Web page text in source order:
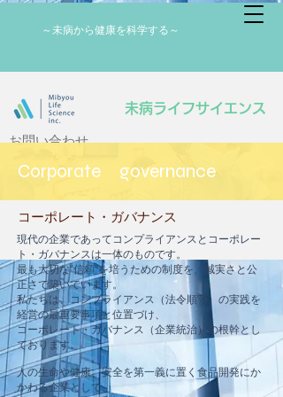
から健康を科学する～
未病ライフサイエンス
​お問い合わせ
​Corporate governance
​コーポレート・ガバナンス
現代の企業であってコンプライアンスとコーポレー
ト・ガバナンスは一体のものです。
最も大切な“信頼”を培うための制度を、誠実さと公
正さで築いています。
私たちは、コンプライアンス（法令順守）の実践を
経営の最重要事項と位置づけ、
コーポレート・ガバナンス（企業統治）の根幹とし
ております。
人の生命や健康、安全を第一義に置く食品開発にか
かわる企業として、